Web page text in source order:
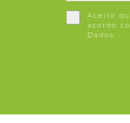
Aceito
acordo
Dados.